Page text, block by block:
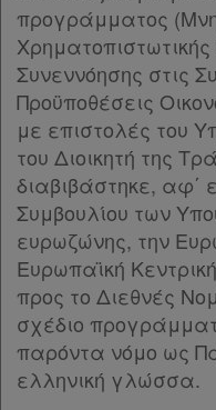
παρ.6
παρ.7
παρ.8
Άρθρο 5 [-]
παρ.1
παρ.2
παρ.3
παρ.4
παρ.5
παρ.6
παρ.7
παρ.8
παρ.9
παρ.10
προγράμματος
Χρηματοπιστωτικής
Συνεννόησης στις
Προϋποθέσεις
με επιστολές του
του Διοικητή της
διαβιβάστηκε, αφ΄
Συμβουλίου των
ευρωζώνης, την
Ευρωπαϊκή
προς το Διεθνές
σχέδιο
παρόντα νόμο ως
ελληνική γλώσσα.